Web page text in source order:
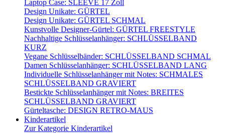
Laptop Case: SLEEVE 17 Zoll
Design Unikate: GÜRTEL
Design Unikate: GÜRTEL SCHMAL
Kunstvolle Designer-Gürtel: GÜRTEL FREESTYLE
Nachhaltige Schlüsselanhänger: SCHLÜSSELBAND
KURZ
Vegane Schlüsselbänder: SCHLÜSSELBAND SCHMAL
Damen Schlüsselanhänger: SCHLÜSSELBAND LANG
Individuelle Schlüsselanhänger mit Notes: SCHMALES
SCHLÜSSELBAND GRAVIERT
Bestickte Schlüsselanhänger mit Notes: BREITES
SCHLÜSSELBAND GRAVIERT
Gürteltasche: DESIGN RETRO-MAUS
Kinderartikel
Zur Kategorie Kinderartikel